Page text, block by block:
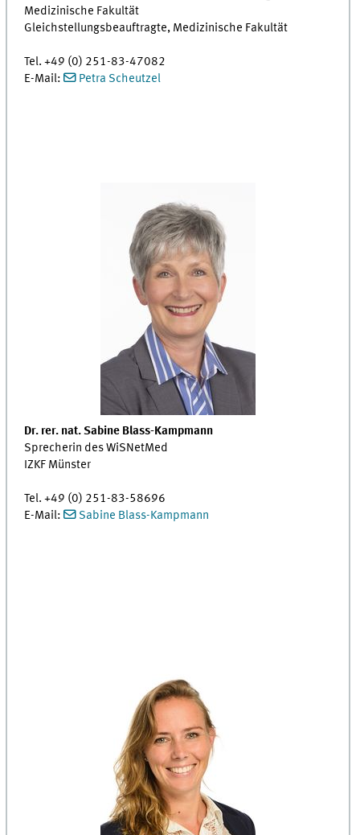
Medizinische Fakultät
Gleichstellungsbeauftragte, Medizinische Fakultät
Tel. +49 (0) 251-83-47082
E-Mail:
Petra Scheutzel
Dr. rer. nat. Sabine Blass-Kampmann
Sprecherin des WiSNetMed
IZKF Münster
Tel. +49 (0) 251-83-58696
E-Mail:
Sabine Blass-Kampmann